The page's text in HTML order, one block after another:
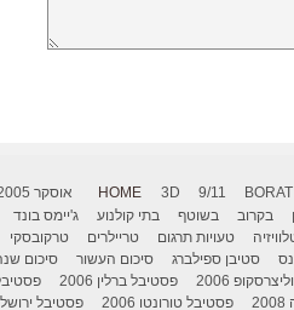
HOME 3D 9/11 BORAT אוסקר 2005
בקרוב בשוטף בתי קולנוע ג'יימס בונד
טעויות תרגום טריילרים טרקובסקי
סטיבן ספילברג סיכום העשור סיכום שנה
2006 פסטיבל ברלין 2006 פסטיבל
פסטיבל טורונטו 2006 פסטיבל ירושלים